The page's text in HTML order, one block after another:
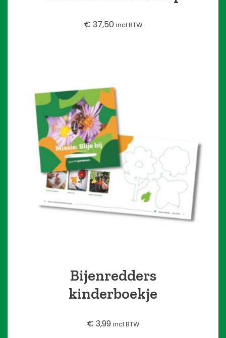
€ 37,50 incl BTW
Bijenredders
kinderboekje
€ 3,99 incl BTW